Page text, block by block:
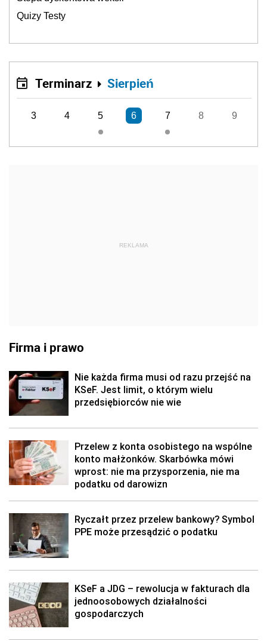
Quizy Testy
Terminarz Sierpień
3 4 5 6 7 8 9
REKLAMA
Firma i prawo
Nie każda firma musi od razu przejść na
KSeF. Jest limit, o którym wielu
przedsiębiorców nie wie
Przelew z konta osobistego na wspólne
konto małżonków. Skarbówka mówi
wprost: nie ma przysporzenia, nie ma
podatku od darowizn
Ryczałt przez przelew bankowy? Symbol
PPE może przesądzić o podatku
KSeF a JDG – rewolucja w fakturach dla
jednoosobowych działalności
gospodarczych